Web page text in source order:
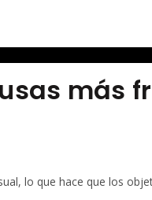
más
lo que hace que los